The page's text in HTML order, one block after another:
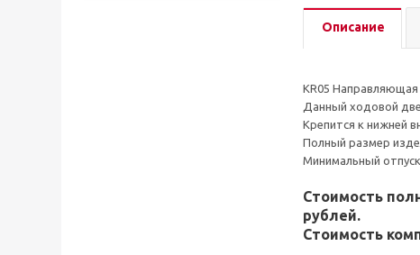
Описание
KR05 Направляющая
Данный ходовой
Крепится к нижней
Полный размер
Минимальный
Стоимость
рублей.
Стоимость